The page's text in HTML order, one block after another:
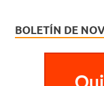
BOLETÍN DE